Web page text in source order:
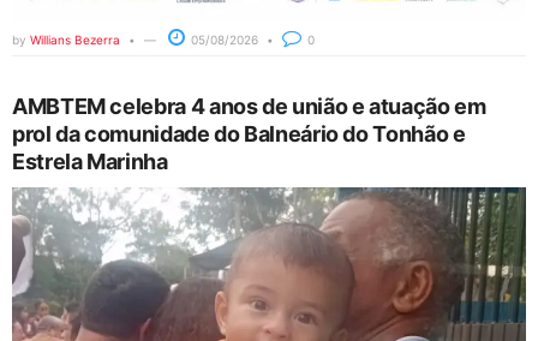
by Willians Bezerra 05/08/2026 0
AMBTEM celebra 4 anos de união e atuação em
prol da comunidade do Balneário do Tonhão e
Estrela Marinha